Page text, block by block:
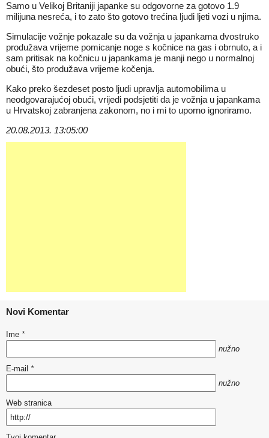
Samo u Velikoj Britaniji japanke su odgovorne za gotovo 1.9
milijuna nesreća, i to zato što gotovo trećina ljudi ljeti vozi u njima.
Simulacije vožnje pokazale su da vožnja u japankama dvostruko
produžava vrijeme pomicanje noge s kočnice na gas i obrnuto, a i
sam pritisak na kočnicu u japankama je manji nego u normalnoj
obući, što produžava vrijeme kočenja.
Kako preko šezdeset posto ljudi upravlja automobilima u
neodgovarajućoj obući, vrijedi podsjetiti da je vožnja u japankama
u Hrvatskoj zabranjena zakonom, no i mi to uporno ignoriramo.
20.08.2013. 13:05:00
Novi Komentar
Ime *
nužno
E-mail *
nužno
Web stranica